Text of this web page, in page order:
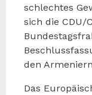
schlechtes
sich die CDU/
den
Das